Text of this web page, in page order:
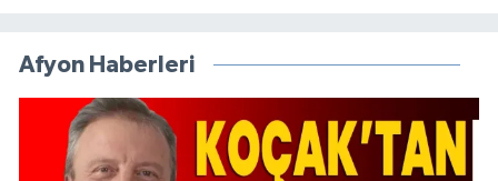
Afyon Haberleri